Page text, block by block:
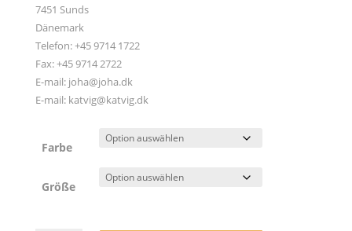
7451 Sunds
Dänemark
Telefon: +45 9714 1722
Fax: +45 9714 2722
E-mail: joha@joha.dk
E-mail: katvig@katvig.dk
Farbe
Größe